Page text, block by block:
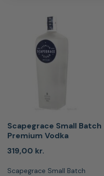
Scapegrace Small Batch
Premium Vodka
319,00 kr.
Scapegrace Small Batch